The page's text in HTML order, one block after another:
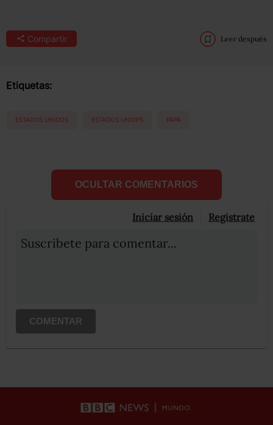
Compartir Leer después
Etiquetas:
ESTADOS UNIDOS ESTADOS UNIDPS PAPA
OCULTAR COMENTARIOS
Iniciar sesión Registrate
Suscribete para comentar...
COMENTAR